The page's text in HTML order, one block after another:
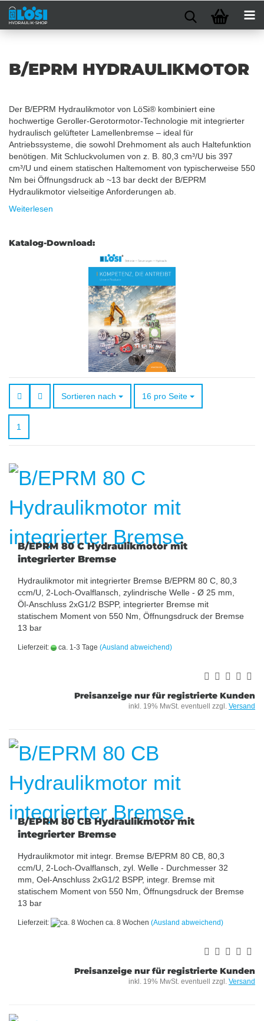
B/EPRM HYDRAULIKMOTOR
Der B/EPRM Hydraulikmotor von LöSi® kombiniert eine
hochwertige Geroller-Gerotormotor-Technologie mit integrierter
hydraulisch gelüfteter Lamellenbremse – ideal für
Antriebssysteme, die sowohl Drehmoment als auch Haltefunktion
benötigen. Mit Schluckvolumen von z. B. 80,3 cm³/U bis 397
cm³/U und einem statischen Haltemoment von typischerweise 550
Nm bei Öffnungsdruck ab ~13 bar deckt der B/EPRM
Hydraulikmotor vielseitige Anforderungen ab.
Weiterlesen
Katalog-Download:
Sortieren nach
Sortieren nach 16 pro Seite
pro Seite
1
B/EPRM 80 C Hydraulikmotor mit
integrierter Bremse
Hydraulikmotor mit integrierter Bremse B/EPRM 80 C, 80,3
ccm/U, 2-Loch-Ovalflansch, zylindrische Welle - Ø 25 mm,
Öl-Anschluss 2xG1/2 BSPP, integrierter Bremse mit
statischem Moment von 550 Nm, Öffnungsdruck der Bremse
13 bar
Lieferzeit: ca. 1-3 Tage (Ausland abweichend)
Preisanzeige nur für registrierte Kunden
inkl. 19% MwSt. eventuell zzgl. Versand
B/EPRM 80 CB Hydraulikmotor mit
integrierter Bremse
Hydraulikmotor mit integr. Bremse B/EPRM 80 CB, 80,3
ccm/U, 2-Loch-Ovalflansch, zyl. Welle - Durchmesser 32
mm, Oel-Anschluss 2xG1/2 BSPP, integr. Bremse mit
statischem Moment von 550 Nm, Öffnungsdruck der Bremse
13 bar
Lieferzeit: ca. 8 Wochen (Ausland abweichend)
Preisanzeige nur für registrierte Kunden
inkl. 19% MwSt. eventuell zzgl. Versand